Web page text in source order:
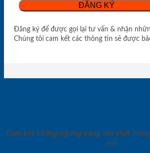
Đăng ký để được gọi lại tư vấn & nhận
Chúng tôi cam kết các thông tin sẽ được
Cam kết không ngừng nâng cao chất
với